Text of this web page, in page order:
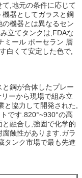
,地元の条件に応じて
器としてガラスと鋼
機器とは異なるセン
立てタンクは,FDAな
ミール ポーセラン 層
白くて安定した色で,
鋼が合体したプレー
ーから現場で組み立
協力して開発された,
です.820°~930°の高
融合し,強固で化学的
蝕性があります.ガラ
タンク市場で最も先進